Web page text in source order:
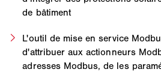
de bâtiment
L'outil de mise en service
d'attribuer aux actionneurs
adresses Modbus, de les